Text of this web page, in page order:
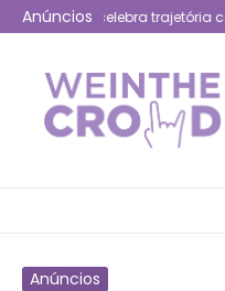
Ir para o conteúdo
Anúncios
Lagum celebra trajetória
Anúncios